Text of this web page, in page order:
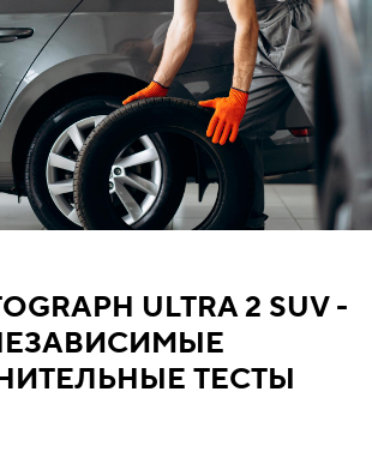
ULTRA 2 SUV -
ТЕСТЫ